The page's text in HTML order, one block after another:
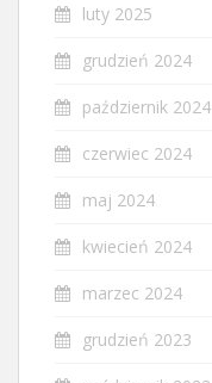
luty 2025
grudzień 2024
październik 2024
czerwiec 2024
maj 2024
kwiecień 2024
marzec 2024
grudzień 2023